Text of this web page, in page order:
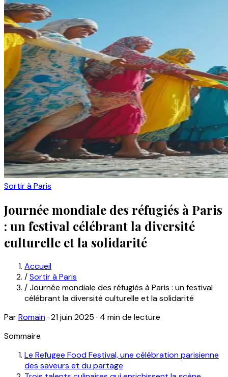
Sortir à Paris
Journée mondiale des réfugiés à Paris
: un festival célébrant la diversité
culturelle et la solidarité
Accueil
/Sortir à Paris
/Journée mondiale des réfugiés à Paris : un festival
célébrant la diversité culturelle et la solidarité
ParRomain· 21 juin 2025 · 4 min de lecture
Sommaire
Le Refugee Food Festival, une célébration parisienne
des saveurs et du partage